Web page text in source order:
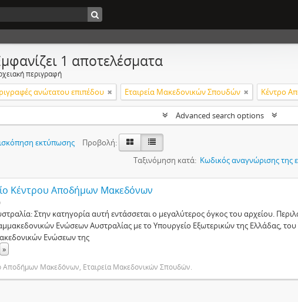
1 αποτελέσματα
περιγραφή
ανώτατου επιπέδου Εταιρεία Μακεδονικών Σπουδών
Advanced search options
εκτύπωσης
Προβολή:
Ταξινόμηση κατά: Κωδικός αναγνώρισης της
Κέντρου Αποδήμων Μακεδόνων
Στην κατηγορία αυτή εντάσσεται ο μεγαλύτερος όγκος του αρχείου.
Ενώσεων Αυστραλίας με το Υπουργείο Εξωτερικών της Ελλάδας,
Ενώσεων της
»
Αποδήμων Μακεδόνων, Εταιρεία Μακεδονικών Σπουδών.